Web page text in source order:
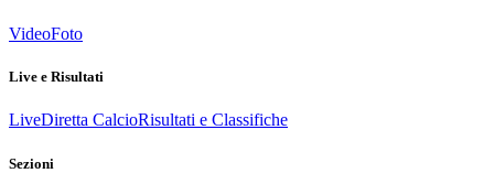
VideoFoto
Live e Risultati
LiveDiretta CalcioRisultati e Classifiche
Sezioni